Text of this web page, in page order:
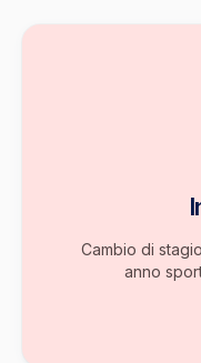
Cambio di
anno